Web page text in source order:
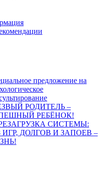
предложение на
РОДИТЕЛЬ –
РЕБЁНОК!
СИСТЕМЫ:
ИГР, ДОЛГОВ И ЗАПОЕВ –